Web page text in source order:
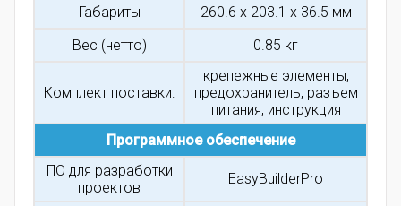
Габариты
260.6 x 203.1 x 36.5 мм
Вес (нетто)
0.85 кг
Комплект поставки:
крепежные элементы,
предохранитель, разъем
питания, инструкция
Программное обеспечение
ПО для разработки
проектов
EasyBuilderPro